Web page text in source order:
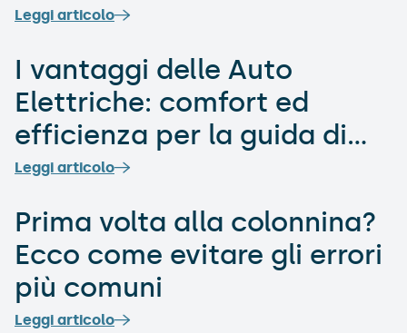
Leggi articolo
I vantaggi delle Auto
Elettriche: comfort ed
efficienza per la guida di
domani
Leggi articolo
Prima volta alla colonnina?
Ecco come evitare gli errori
più comuni
Leggi articolo